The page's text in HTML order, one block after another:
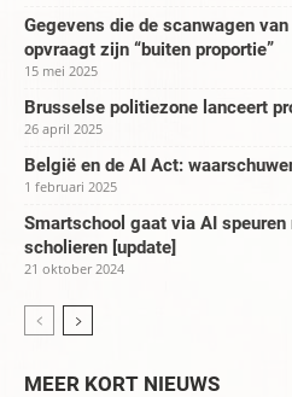
Gegevens die de scanwagen
opvraagt zijn “buiten proportie”
15 mei 2025
Brusselse politiezone lanceert
26 april 2025
België en de AI Act:
1 februari 2025
Smartschool gaat via AI speuren
scholieren [update]
21 oktober 2024
MEER KORT NIEUWS